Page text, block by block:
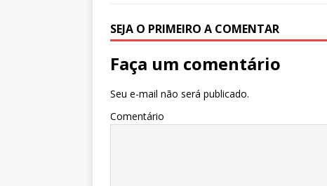
SEJA O PRIMEIRO A COMENTAR
Faça um comentário
Seu e-mail não será publicado.
Comentário